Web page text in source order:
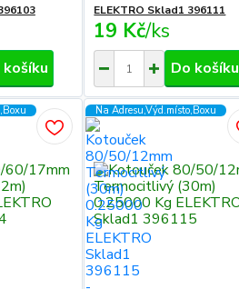
košíku
ELEKTRO Sklad1 396111
19 Kč/ks
Do košíku
Na Adresu,Výd.místo,Boxu